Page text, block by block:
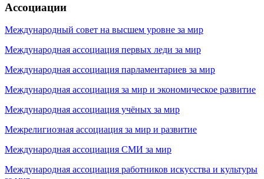
Ассоциации
Международный совет на высшем уровне за мир
Международная ассоциация первых леди за мир
Международная ассоциация парламентариев за мир
Международная ассоциация за мир и экономическое развитие
Международная ассоциация учёных за мир
Межрелигиозная ассоциация за мир и развитие
Международная ассоциация СМИ за мир
Международная ассоциация работников искусства и культуры